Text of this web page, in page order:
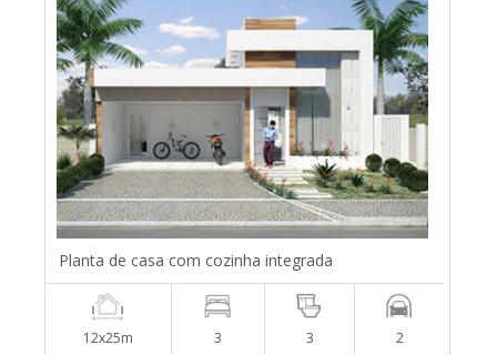
Planta de casa com cozinha integrada
12x25m 3 3 2